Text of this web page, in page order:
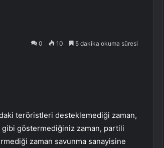
0 10 5 dakika okuma süresi
teröristleri desteklemediği zaman,
göstermediğiniz zaman, partili
zaman savunma sanayisine